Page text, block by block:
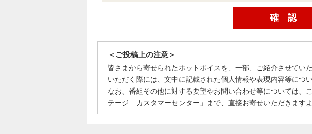
＜ご投稿上の注意＞
皆さまから寄せられたホットボイスを、一部、ご紹介させて
いただく際には、文中に記載された個人情報や表現内容等につ
なお、番組その他に対する要望やお問い合わせ等については、
テージ カスタマーセンター」まで、直接お寄せいただきますよ